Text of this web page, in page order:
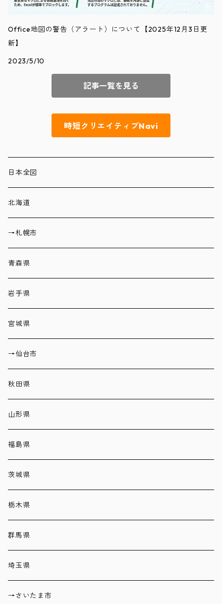
Office地図の警告（アラート）について【2025年12月3日更
新】
2023/5/10
記事一覧を見る
時短クリエイティブNavi
日本全図
北海道
→札幌市
青森県
岩手県
宮城県
→仙台市
秋田県
山形県
福島県
茨城県
栃木県
群馬県
埼玉県
→さいたま市